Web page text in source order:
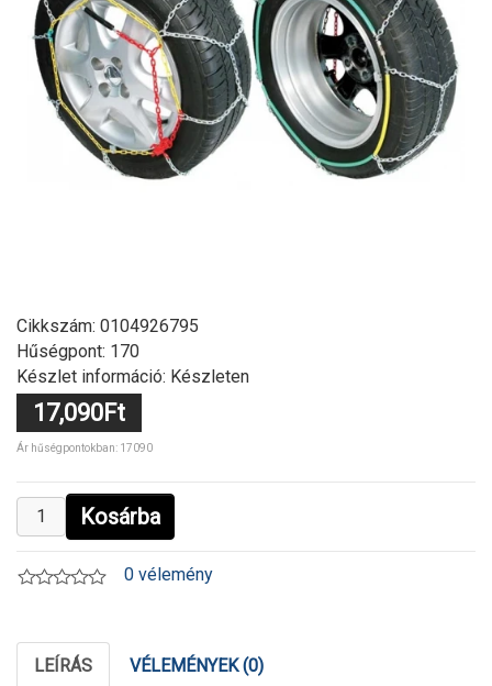
Cikkszám: 0104926795
Hűségpont: 170
Készlet információ: Készleten
17,090Ft
Ár hűségpontokban: 17090
Kosárba
0 vélemény
LEÍRÁS VÉLEMÉNYEK (0)